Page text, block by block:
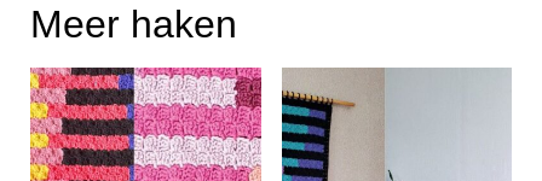
Meer haken